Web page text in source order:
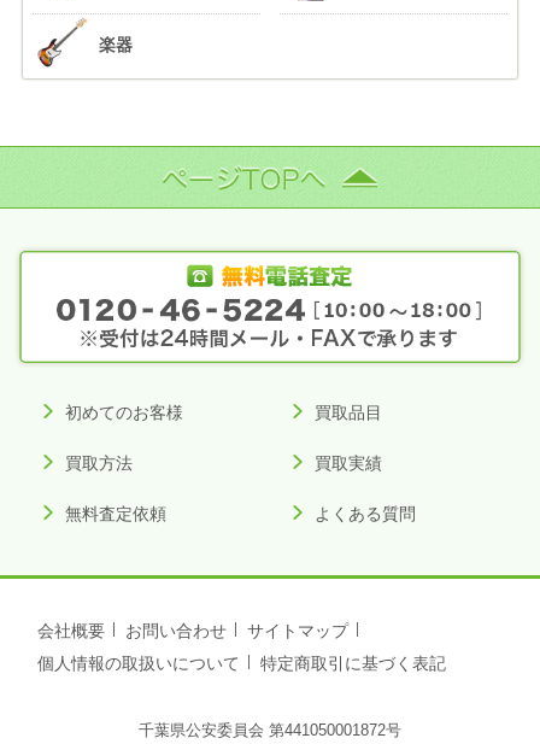
楽器
初めてのお客様 買取品目
買取方法 買取実績
無料査定依頼 よくある質問
会社概要 お問い合わせ
サイトマップ
個人情報の取扱いについて
特定商取引に基づく表記
千葉県公安委員会 第441050001872号